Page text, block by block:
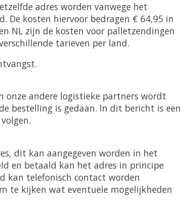
adres worden vanwege het
De kosten hiervoor bedragen € 64,95 in
NL zijn de kosten voor palletzendingen
tarieven per land.
onze andere logistieke partners wordt
bestelling is gedaan. In dit bericht is een
dit kan aangegeven worden in het
en betaald kan het adres in principe
kan telefonisch contact worden
te kijken wat eventuele mogelijkheden